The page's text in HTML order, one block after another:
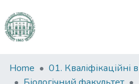
Communities
&
Home